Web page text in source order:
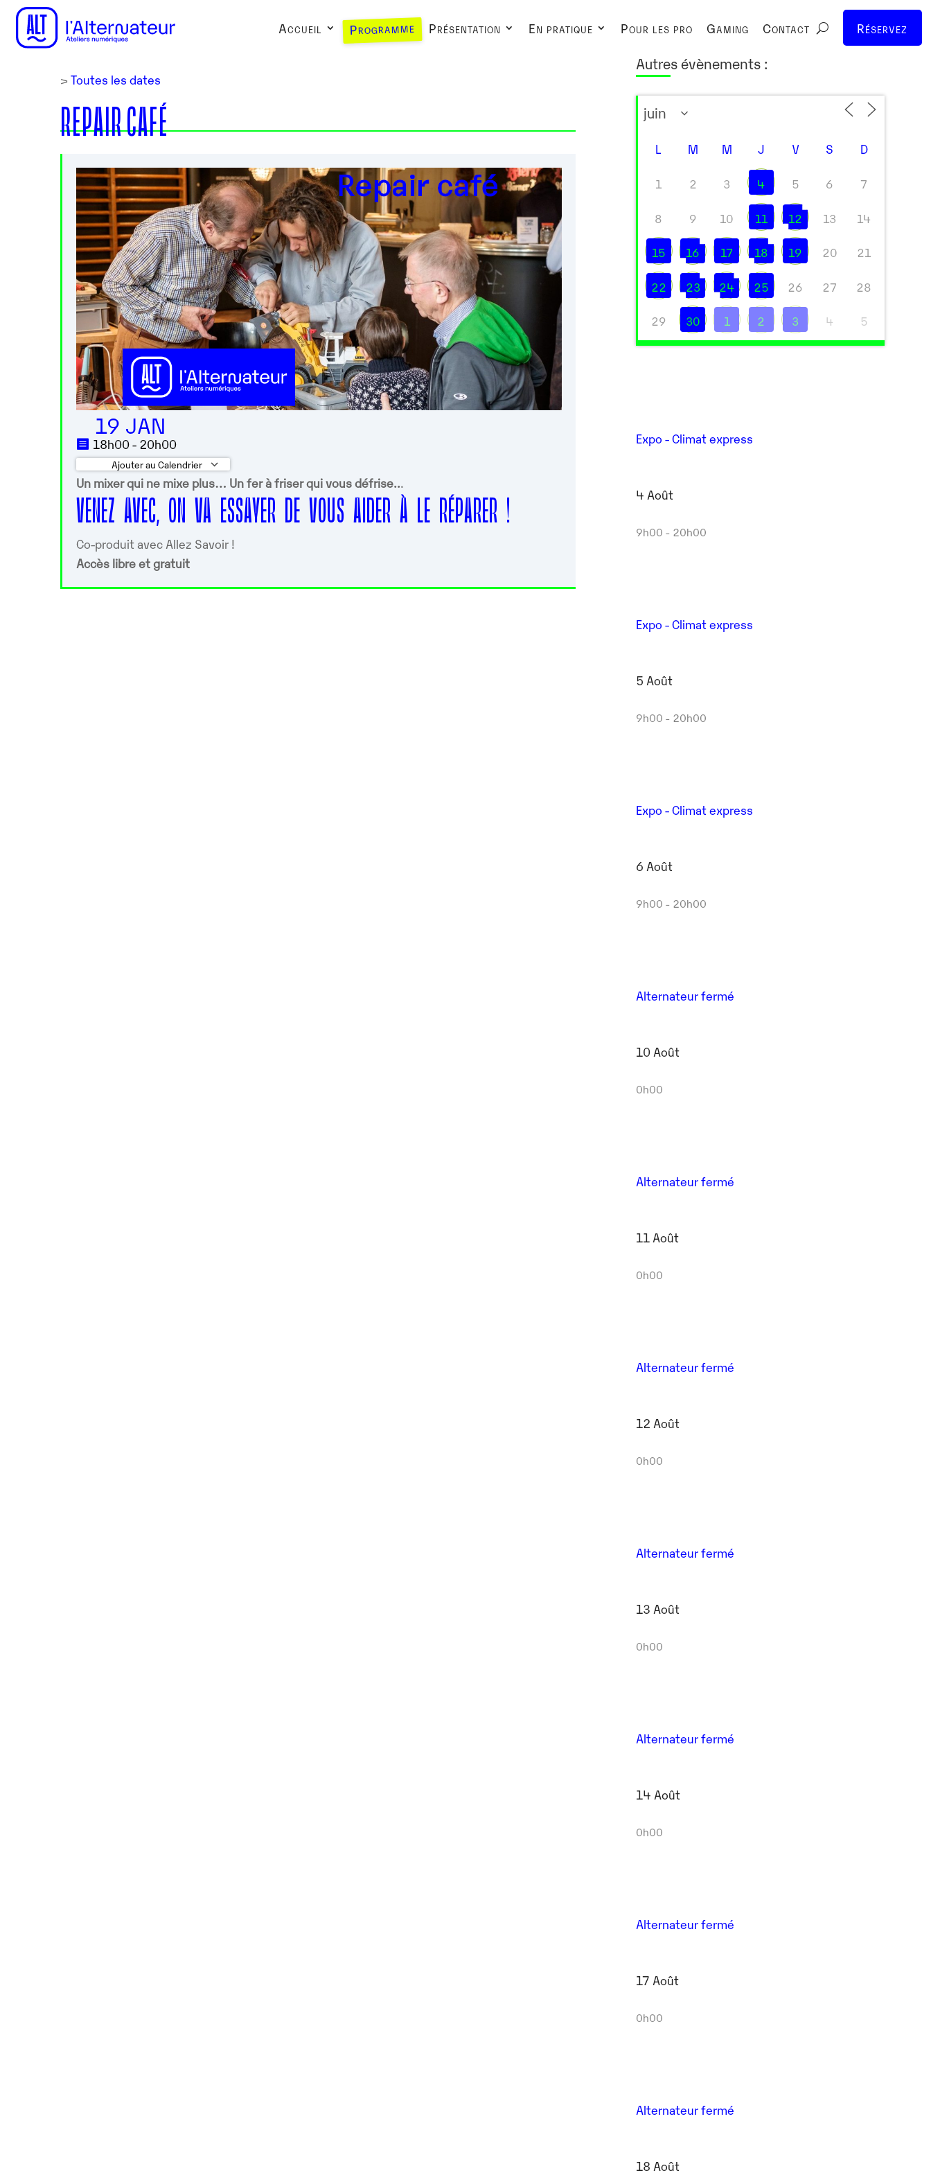
Accueil Programme Présentation En pratique Pour les pro Gaming Contact Réservez
> Toutes les dates
REPAIR CAFÉ
19 JAN
18h00 - 20h00
Ajouter au Calendrier
Télécharger ICS Calendrier Google iCalendar Outlook Live
Un mixer qui ne mixe plus… Un fer à friser qui vous défrise...
VENEZ AVEC, ON VA ESSAYER DE VOUS AIDER À LE RÉPARER !
Co-produit avec Allez Savoir !
Accès libre et gratuit
Autres évènements :
L M M J V S D
1 2 3 4 5 6 7
8 9 10 11 12 13 14
15 16 17 18 19 20 21
22 23 24 25 26 27 28
29 30 1 2 3 4 5
Expo - Climat express
4 Août
9h00 - 20h00
Expo - Climat express
5 Août
9h00 - 20h00
Expo - Climat express
6 Août
9h00 - 20h00
Alternateur fermé
10 Août
0h00
Alternateur fermé
11 Août
0h00
Alternateur fermé
12 Août
0h00
Alternateur fermé
13 Août
0h00
Alternateur fermé
14 Août
0h00
Alternateur fermé
17 Août
0h00
Alternateur fermé
18 Août